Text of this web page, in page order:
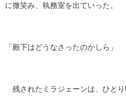
に微笑み、執務室を出ていった。
「殿下はどうなさったのかしら」
残されたミラジェーンは、ひとり